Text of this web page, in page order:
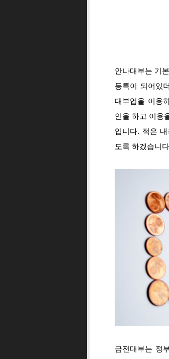
안나대부는 기
등록이 되어있
대부업을 이용
인을 하고 이용
입니다. 적은
도록 하겠습니
금전대부는 정